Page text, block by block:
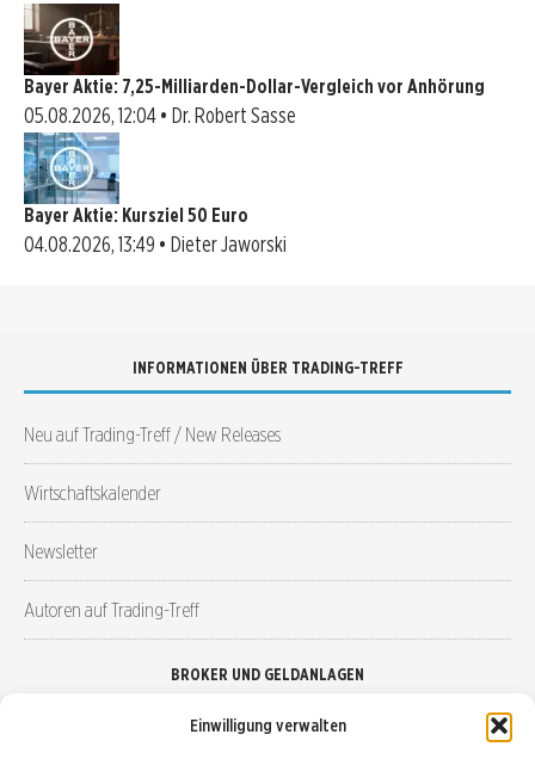
Einwilligung verwalten
Bayer Aktie: 7,25-Milliarden-Dollar-Vergleich vor Anhörung
05.08.2026, 12:04 • Dr. Robert Sasse
Bayer Aktie: Kursziel 50 Euro
04.08.2026, 13:49 • Dieter Jaworski
INFORMATIONEN ÜBER TRADING-TREFF
Neu auf Trading-Treff / New Releases
Wirtschaftskalender
Newsletter
Autoren auf Trading-Treff
BROKER UND GELDANLAGEN